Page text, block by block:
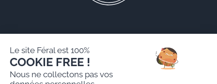
Mentions légales
Le site Féral est 100%
COOKIE FREE !
Nous ne collectons pas vos